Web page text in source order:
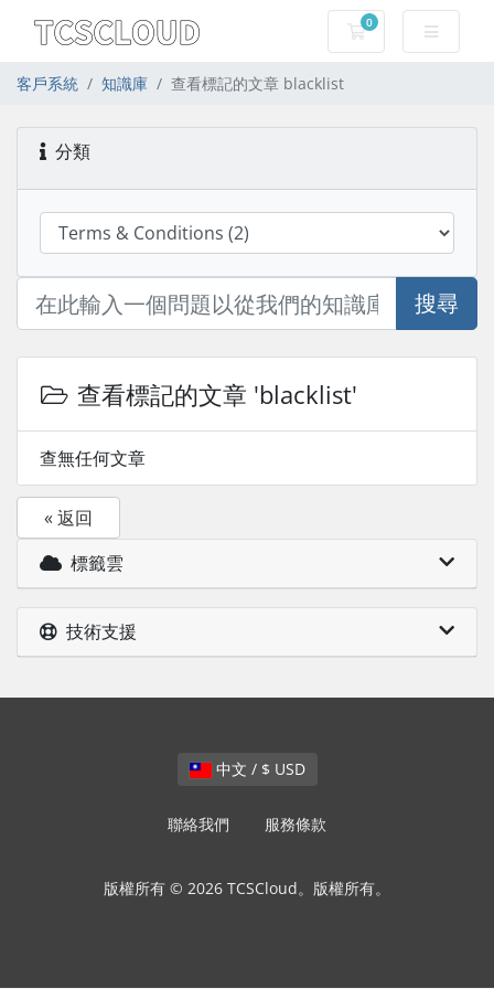
0
購物車
客戶系統 知識庫 查看標記的文章 blacklist
分類
搜尋
查看標記的文章 'blacklist'
查無任何文章
« 返回
標籤雲
技術支援
中文 / $ USD
聯絡我們 服務條款
版權所有 © 2026 TCSCloud。版權所有。